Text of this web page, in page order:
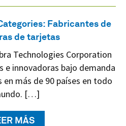
Fabricantes de
de tarjetas
Technologies Corporation
e innovadoras bajo demanda
en más de 90 países en todo
[…]
MÁS